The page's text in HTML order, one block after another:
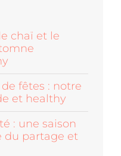
chaï et le
fêtes : notre
et healthy
: une saison
du partage et